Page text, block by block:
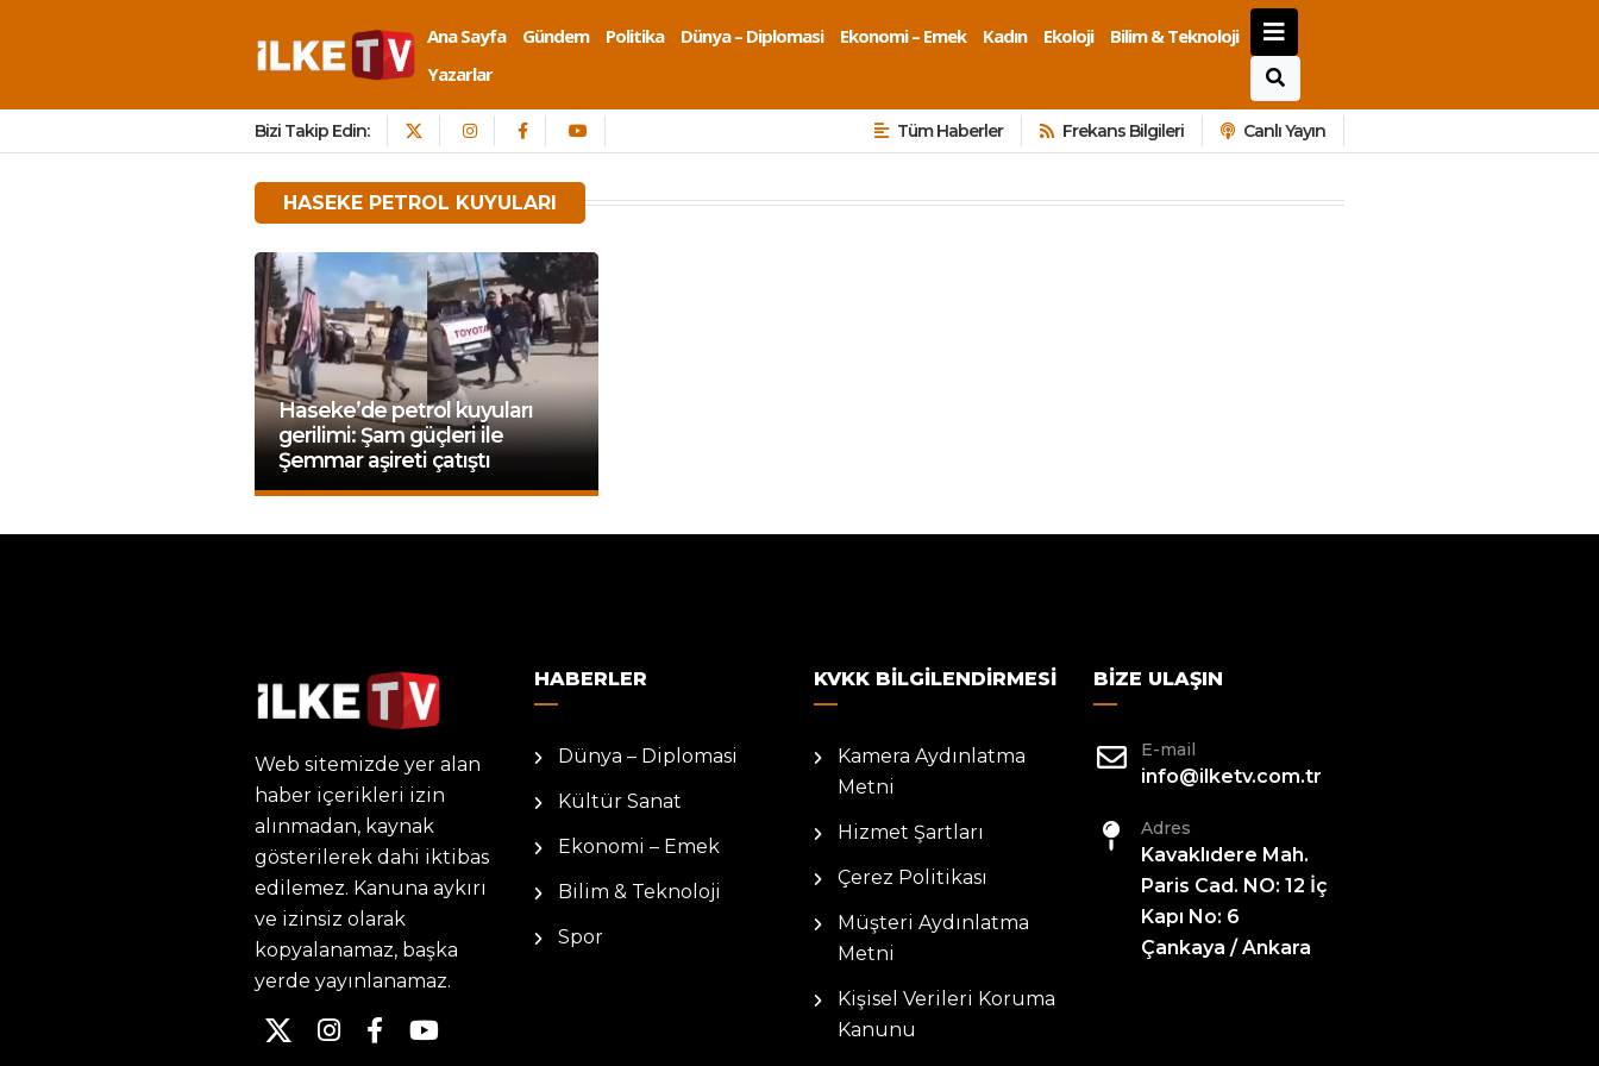
Ana Sayfa Gündem Politika Dünya – Diplomasi Ekonomi – Emek Kadın Ekoloji
Bilim & Teknoloji
Yazarlar
Bizi Takip Edin: Tüm Haberler Frekans Bilgileri Canlı Yayın
HASEKE PETROL KUYULARI
Haseke’de petrol kuyuları
gerilimi: Şam güçleri ile
Şemmar aşireti çatıştı
Web sitemizde yer alan
haber içerikleri izin
alınmadan, kaynak
gösterilerek dahi iktibas
edilemez. Kanuna aykırı
ve izinsiz olarak
kopyalanamaz, başka
yerde yayınlanamaz.
HABERLER
Dünya – Diplomasi
Kültür Sanat
Ekonomi – Emek
Bilim & Teknoloji
Spor
KVKK BILGILENDIRMESI
Kamera Aydınlatma
Metni
Hizmet Şartları
Çerez Politikası
Müşteri Aydınlatma
Metni
Kişisel Verileri Koruma
Kanunu
BIZE ULAŞIN
E-mail
info@ilketv.com.tr
Adres
Kavaklıdere Mah.
Paris Cad. NO: 12 İç
Kapı No: 6
Çankaya / Ankara